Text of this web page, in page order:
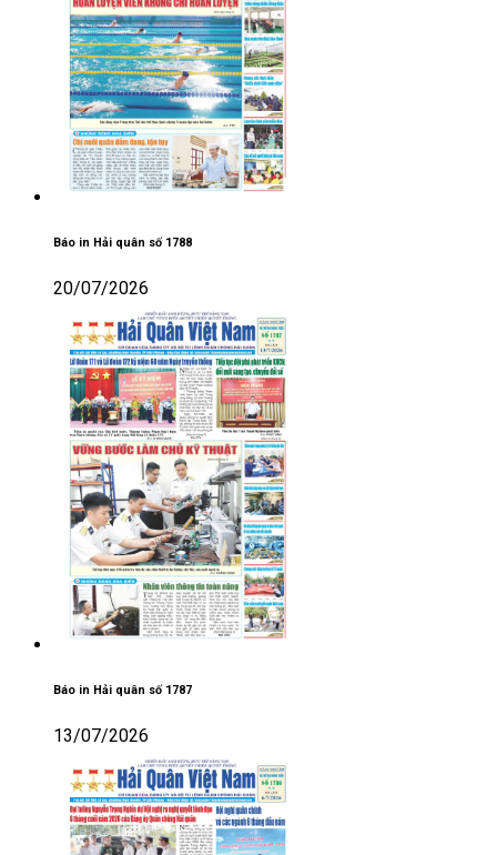
Báo in Hải quân số 1788
20/07/2026
Báo in Hải quân số 1787
13/07/2026